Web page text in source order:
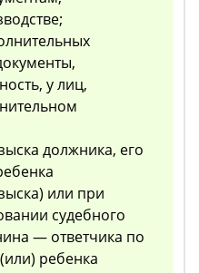
у лиц,
должника, его
или при
судебного
— ответчика по
ребенка